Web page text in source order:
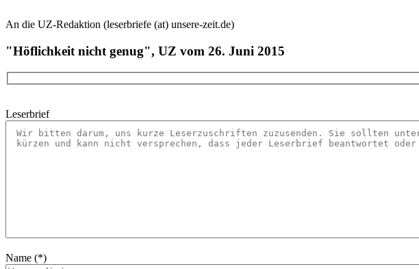
An die UZ-Redaktion (leserbriefe (at) unsere-zeit.de)
"Höflichkeit nicht genug", UZ vom 26. Juni 2015
Leserbrief
Name (*)